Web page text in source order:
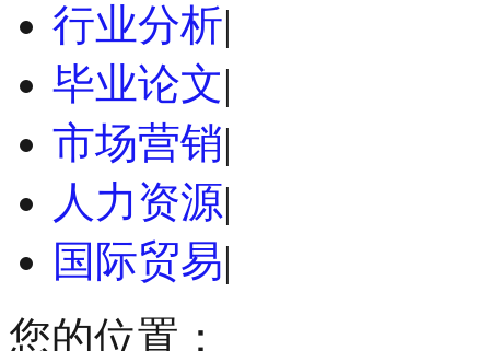
行业分析|
毕业论文|
市场营销|
人力资源|
国际贸易|
您的位置：